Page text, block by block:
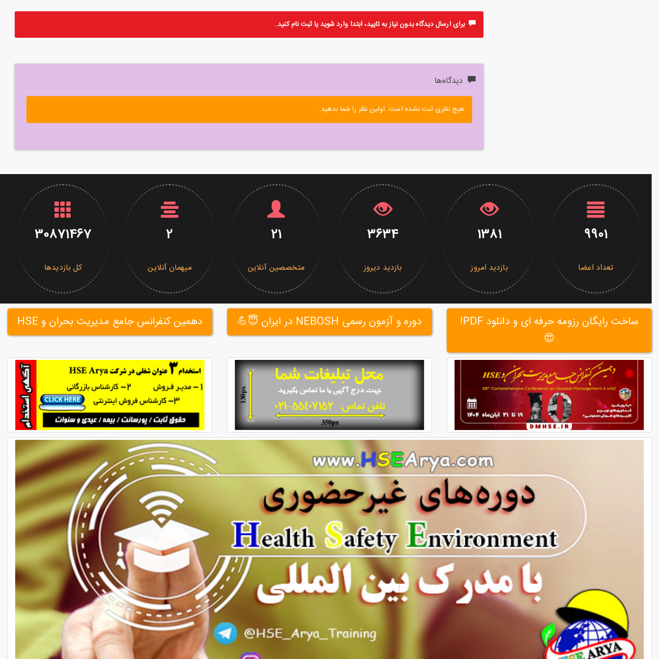
برای ارسال دیدگاه بدون نیاز به تایید، ابتداواردشوید یاثبت نامکنید.
دیدگاه‌ها
هیچ نظری ثبت نشده است. اولین نظر را شما بدهید.
9901
تعداد اعضا
1381
بازدید امروز
3634
بازدید دیروز
21
متخصصین آنلاین
2
میهمان آنلاین
30871467
کل بازدیدها
ساخت رایگان رزومه حرفه ای و دانلود PDF!
😍
دوره و آزمون رسمی NEBOSH در ایران 😇💪 دهمین کنفرانس جامع مدیریت بحران و HSE